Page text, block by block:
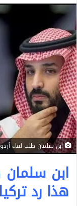
ابن سلمان طلب لقاء
ابن سلمان
هذا رد تركيا